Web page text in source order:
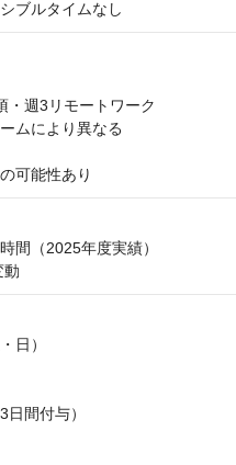
ブルタイムなし
・週3リモートワーク
ムにより異なる
可能性あり
間（2025年度実績）
動
日）
間付与）